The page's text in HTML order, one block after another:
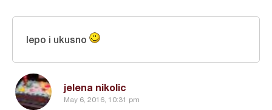
jelena nikolic
May 6, 2016, 10:31 pm
lepo i ukusno